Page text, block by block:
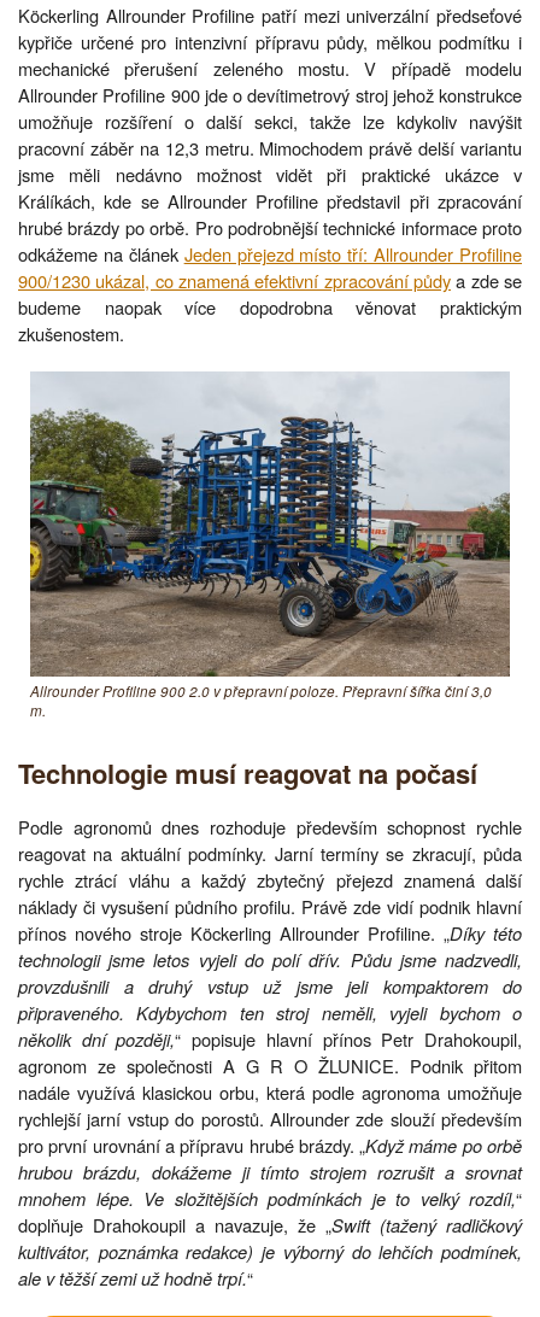
Köckerling Allrounder Profiline patří mezi univerzální předseťové
kypřiče určené pro intenzivní přípravu půdy, mělkou podmítku i
mechanické přerušení zeleného mostu. V případě modelu
Allrounder Profiline 900 jde o devítimetrový stroj jehož konstrukce
umožňuje rozšíření o další sekci, takže lze kdykoliv navýšit
pracovní záběr na 12,3 metru. Mimochodem právě delší variantu
jsme měli nedávno možnost vidět při praktické ukázce v
Králíkách, kde se Allrounder Profiline představil při zpracování
hrubé brázdy po orbě. Pro podrobnější technické informace proto
odkážeme na článek Jeden přejezd místo tří: Allrounder Profiline
900/1230 ukázal, co znamená efektivní zpracování půdya zde se
budeme naopak více dopodrobna věnovat praktickým
zkušenostem.
Allrounder Profiline 900 2.0 v přepravní poloze. Přepravní šířka činí 3,0
m.
Technologie musí reagovat na počasí
Podle agronomů dnes rozhoduje především schopnost rychle
reagovat na aktuální podmínky. Jarní termíny se zkracují, půda
rychle ztrácí vláhu a každý zbytečný přejezd znamená další
náklady či vysušení půdního profilu. Právě zde vidí podnik hlavní
přínos nového stroje Köckerling Allrounder Profiline. „Díky této
technologii jsme letos vyjeli do polí dřív. Půdu jsme nadzvedli,
provzdušnili a druhý vstup už jsme jeli kompaktorem do
připraveného. Kdybychom ten stroj neměli, vyjeli bychom o
několik dní později,“ popisuje hlavní přínos Petr Drahokoupil,
agronom ze společnosti A G R O ŽLUNICE. Podnik přitom
nadále využívá klasickou orbu, která podle agronoma umožňuje
rychlejší jarní vstup do porostů. Allrounder zde slouží především
pro první urovnání a přípravu hrubé brázdy. „Když máme po orbě
hrubou brázdu, dokážeme ji tímto strojem rozrušit a srovnat
mnohem lépe. Ve složitějších podmínkách je to velký rozdíl,“
doplňuje Drahokoupil a navazuje, že „Swift (tažený radličkový
kultivátor, poznámka redakce) je výborný do lehčích podmínek,
ale v těžší zemi už hodně trpí.“